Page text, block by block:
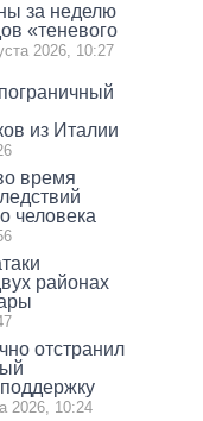
за неделю
«теневого
2026, 10:27
из Италии
время
человека
районах
отстранил
2026, 10:24